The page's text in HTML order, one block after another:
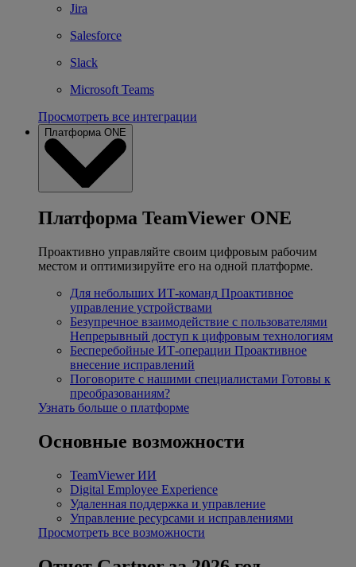
Jira
Salesforce
Slack
Microsoft Teams
Просмотреть все интеграции
Платформа ONE
Платформа TeamViewer ONE
Проактивно управляйте своим цифровым рабочим
местом и оптимизируйте его на одной платформе.
Для небольших ИТ-команд Проактивное
управление устройствами
Безупречное взаимодействие с пользователями
Непрерывный доступ к цифровым технологиям
Бесперебойные ИТ-операции Проактивное
внесение исправлений
Поговорите с нашими специалистами Готовы к
преобразованиям?
Узнать больше о платформе
Основные возможности
TeamViewer ИИ
Digital Employee Experience
Удаленная поддержка и управление
Управление ресурсами и исправлениями
Просмотреть все возможности